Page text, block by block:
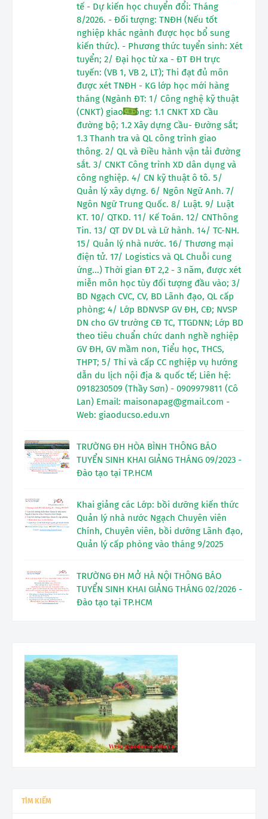
tế - Dự kiến học chuyển đổi: Tháng
8/2026. - Đối tượng: TNĐH (Nếu tốt
nghiệp khác ngành được học bổ sung
kiến thức). - Phương thức tuyển sinh: Xét
tuyển; 2/ Đại học từ xa - ĐT ĐH trực
tuyến: (VB 1, VB 2, LT); Thi đạt đủ môn
được xét TNĐH - KG lớp học mới hàng
tháng (Ngành ĐT: 1/ Công nghệ kỹ thuật
(CNKT) giao thông: 1.1 CNKT XD Cầu
đường bộ; 1.2 Xây dựng Cầu- Đường sắt;
1.3 Thanh tra và QL công trình giao
thông. 2/ QL và Điều hành vận tải đường
sắt. 3/ CNKT Công trình XD dân dụng và
công nghiệp. 4/ CN kỹ thuật ô tô. 5/
Quản lý xây dựng. 6/ Ngôn Ngữ Anh. 7/
Ngôn Ngữ Trung Quốc. 8/ Luật. 9/ Luật
KT. 10/ QTKD. 11/ Kế Toán. 12/ CNThông
Tin. 13/ QT DV DL và Lữ hành. 14/ TC-NH.
15/ Quản lý nhà nước. 16/ Thương mại
điện tử. 17/ Logistics và QL Chuỗi cung
ứng...) Thời gian ĐT 2,2 - 3 năm, được xét
miễn môn học tùy đối tượng đầu vào; 3/
BD Ngạch CVC, CV, BD Lãnh đạo, QL cấp
phòng; 4/ Lớp BDNVSP GV ĐH, CĐ; NVSP
DN cho GV trường CĐ TC, TTGDNN; Lớp BD
theo tiêu chuẩn chức danh nghề nghiệp
GV ĐH, GV mầm non, Tiểu học, THCS,
THPT; 5/ Thi và cấp CC nghiệp vụ hướng
dẫn du lịch nội địa & quốc tế; Liên hệ:
0918230509 (Thầy Sơn) - 0909979811 (Cô
Lan) Email: maisonapag@gmail.com -
Web: giaoducso.edu.vn
TRƯỜNG ĐH HÒA BÌNH THÔNG BÁO
TUYỂN SINH KHAI GIẢNG THÁNG 09/2023 -
Đào tạo tại TP.HCM
Khai giảng các Lớp: bồi dưỡng kiến thức
Quản lý nhà nước Ngạch Chuyên viên
Chính, Chuyên viên, bồi dưỡng Lãnh đạo,
Quản lý cấp phòng vào tháng 9/2025
TRƯỜNG ĐH MỞ HÀ NỘI THÔNG BÁO
TUYỂN SINH KHAI GIẢNG THÁNG 02/2026 -
Đào tạo tại TP.HCM
TÌM KIẾM